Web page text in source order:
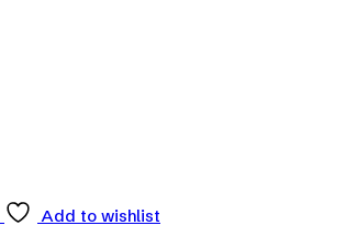
Add to wishlist